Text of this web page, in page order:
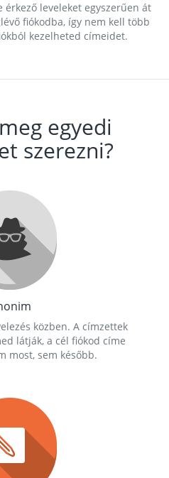
leveleket egyszerűen át
fiókodba, így nem kell több
kezelheted címeidet.
egyedi
szerezni?
közben. A címzettek
látják, a cél fiókod címe
most, sem később.